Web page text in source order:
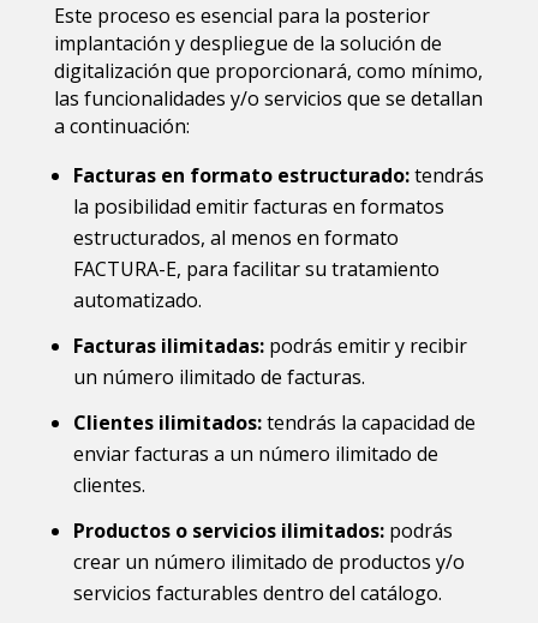
Este proceso es esencial para la posterior
implantación y despliegue de la solución de
digitalización que proporcionará, como mínimo,
las funcionalidades y/o servicios que se detallan
a continuación:
Facturas en formato estructurado:tendrás
la posibilidad emitir facturas en formatos
estructurados, al menos en formato
FACTURA-E, para facilitar su tratamiento
automatizado.
Facturas ilimitadas:podrás emitir y recibir
un número ilimitado de facturas.
Clientes ilimitados:tendrás la capacidad de
enviar facturas a un número ilimitado de
clientes.
Productos o servicios ilimitados:podrás
crear un número ilimitado de productos y/o
servicios facturables dentro del catálogo.